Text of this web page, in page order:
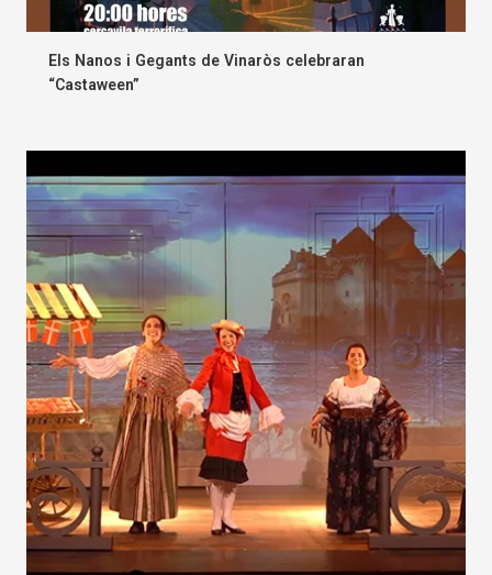
Els Nanos i Gegants de Vinaròs celebraran
“Castaween”